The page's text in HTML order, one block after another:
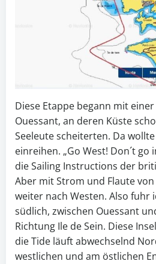
Diese Etappe begann mit
Ouessant, an deren Küste
Seeleute scheiterten. Da
einreihen. „Go West! Don´t go
die Sailing Instructions der
Aber mit Strom und Flaute
weiter nach Westen. Also fuhr
südlich, zwischen Ouessant
Richtung Ile de Sein. Diese
die Tide läuft abwechselnd
westlichen und am östlichen